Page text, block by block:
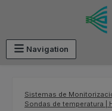
Saltar al contenido principal
Navigation
Sistemas de
Sondas de temperatura |